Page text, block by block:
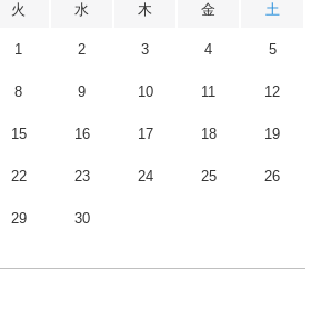
火 水 木 金 土
1 2 3 4 5
8 9 10 11 12
15 16 17 18 19
22 23 24 25 26
29 30